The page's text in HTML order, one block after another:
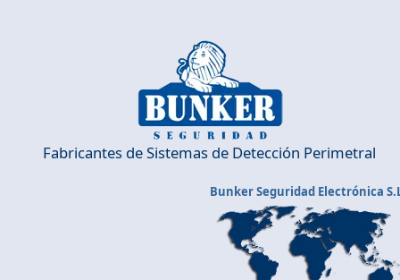
Fabricantes de Sistemas de Detección Perimetral
Bunker Seguridad Electrónica